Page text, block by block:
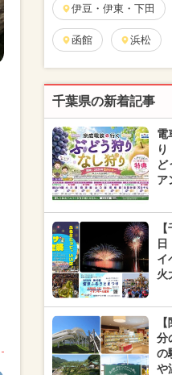
伊豆・伊東・下田
函館 浜松
千葉県の新着記事
電
ア
イ
火
分
の
や